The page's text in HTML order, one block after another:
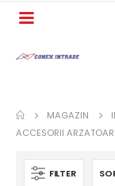
MAGAZIN
ACCESORII
FILTER